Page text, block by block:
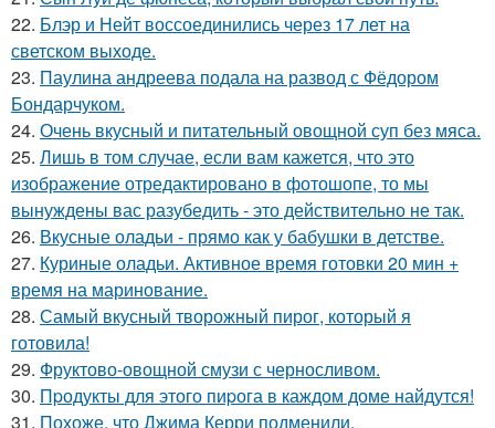
22. Блэр и Нейт воссоединились через 17 лет на
светском выходе.
23. Паулина андреева подала на развод с Фёдором
Бондарчуком.
24. Очень вкусный и питательный овощной суп без мяса.
25. Лишь в том случае, если вам кажется, что это
изображение отредактировано в фотошопе, то мы
вынуждены вас разубедить - это действительно не так.
26. Вкусные оладьи - прямо как у бабушки в детстве.
27. Куриные оладьи. Активное время готовки 20 мин +
время на маринование.
28. Самый вкусный творожный пирог, который я
готовила!
29. Фруктово-овощной смузи с черносливом.
30. Пpодукты для этого пиpога в каждом доме найдутся!
31. Похоже, что Джима Керри подменили.